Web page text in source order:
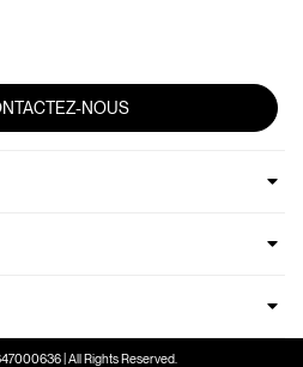
NOUS
| All Rights Reserved.